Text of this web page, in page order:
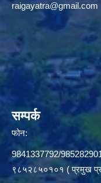
raigayatra@gmail.com
सम्पर्क
फोन:
9841337792/
९८५२८५०१०१ ( प्रमुख